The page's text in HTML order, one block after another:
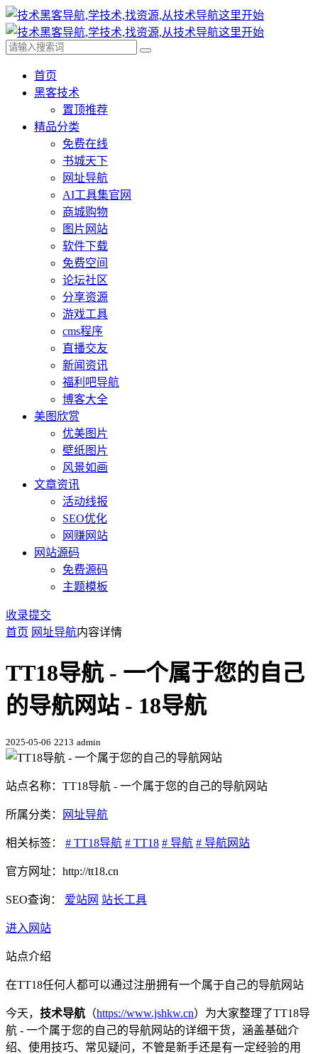
首页
黑客技术
置顶推荐
精品分类
免费在线
书城天下
网址导航
AI工具集官网
商城购物
图片网站
软件下载
免费空间
论坛社区
分享资源
游戏工具
cms程序
直播交友
新闻资讯
福利吧导航
博客大全
美图欣赏
优美图片
壁纸图片
风景如画
文章资讯
活动线报
SEO优化
网赚网站
网站源码
免费源码
主题模板
收录提交
首页 网址导航内容详情
TT18导航 - 一个属于您的自己
的导航网站 - 18导航
2025-05-06 2213 admin
站点名称：TT18导航 - 一个属于您的自己的导航网站
所属分类： 网址导航
相关标签： # TT18导航 # TT18 # 导航 # 导航网站
官方网址：http://tt18.cn
SEO查询： 爱站网 站长工具
进入网站
站点介绍
在TT18任何人都可以通过注册拥有一个属于自己的导航网站
今天， 技术导航 （https://www.jshkw.cn）为大家整理了TT18导
航 - 一个属于您的自己的导航网站的详细干货，涵盖基础介
绍、使用技巧、常见疑问，不管是新手还是有一定经验的用